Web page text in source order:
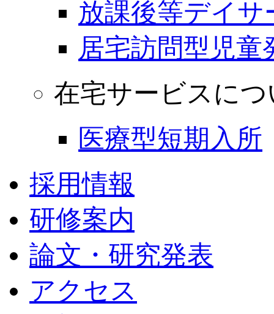
放課後等デイサ
居宅訪問型児童
在宅サービスに
医療型短期入所
採用情報
研修案内
論文・研究発表
アクセス